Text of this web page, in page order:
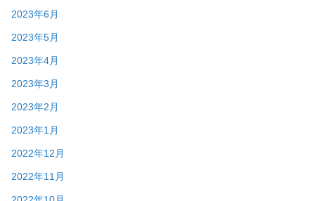
2023年6月
2023年5月
2023年4月
2023年3月
2023年2月
2023年1月
2022年12月
2022年11月